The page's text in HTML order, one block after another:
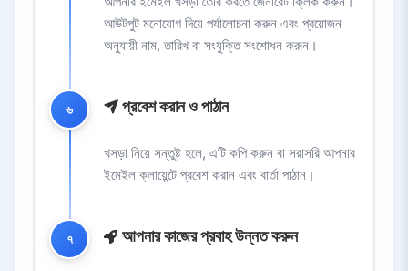
আউটপুট মনোযোগ দিয়ে পর্যালোচনা করুন এবং প্রয়োজন
অনুযায়ী নাম, তারিখ বা সংযুক্তি সংশোধন করুন।
৬ প্রবেশ করান ও পাঠান
খসড়া নিয়ে সন্তুষ্ট হলে, এটি কপি করুন বা সরাসরি আপনার
ইমেইল ক্লায়েন্টে প্রবেশ করান এবং বার্তা পাঠান।
৭ আপনার কাজের প্রবাহ উন্নত করুন